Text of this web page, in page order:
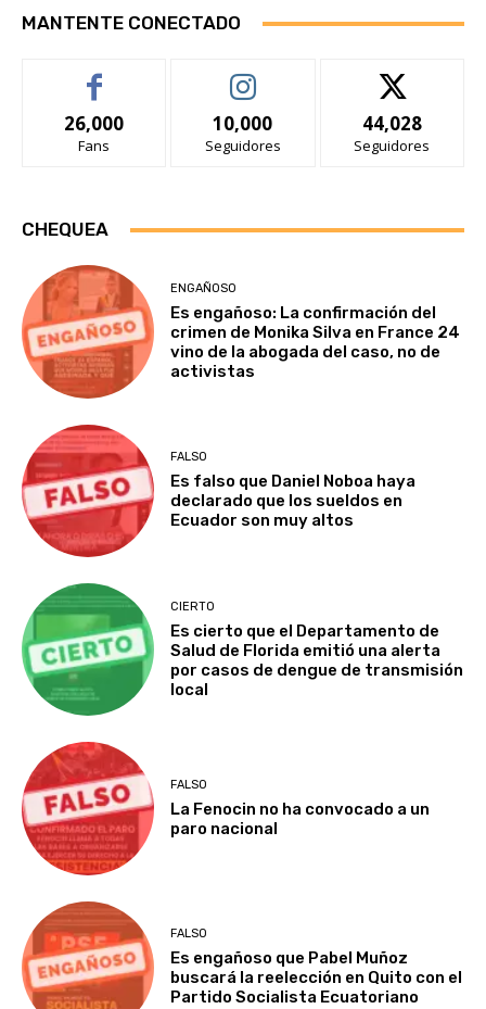
MANTENTE CONECTADO
26,000
Fans
10,000
Seguidores
44,028
Seguidores
CHEQUEA
ENGAÑOSO
Es engañoso: La confirmación del
crimen de Monika Silva en France 24
vino de la abogada del caso, no de
activistas
FALSO
Es falso que Daniel Noboa haya
declarado que los sueldos en
Ecuador son muy altos
CIERTO
Es cierto que el Departamento de
Salud de Florida emitió una alerta
por casos de dengue de transmisión
local
FALSO
La Fenocin no ha convocado a un
paro nacional
FALSO
Es engañoso que Pabel Muñoz
buscará la reelección en Quito con el
Partido Socialista Ecuatoriano